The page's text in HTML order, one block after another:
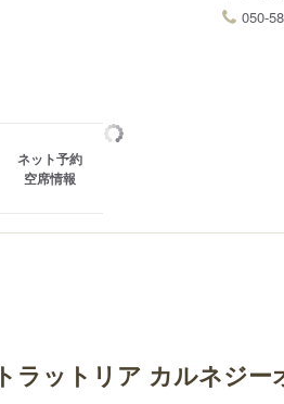
050-
ネット予約
空席情報
トラットリア カルネジー